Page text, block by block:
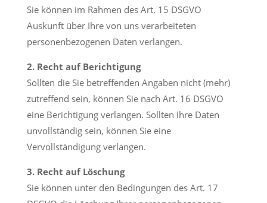
Sie können im Rahmen des Art. 15 DSGVO
Auskunft über Ihre von uns verarbeiteten
personenbezogenen Daten verlangen.
2. Recht auf Berichtigung
Sollten die Sie betreffenden Angaben nicht (mehr)
zutreffend sein, können Sie nach Art. 16 DSGVO
eine Berichtigung verlangen. Sollten Ihre Daten
unvollständig sein, können Sie eine
Vervollständigung verlangen.
3. Recht auf Löschung
Sie können unter den Bedingungen des Art. 17